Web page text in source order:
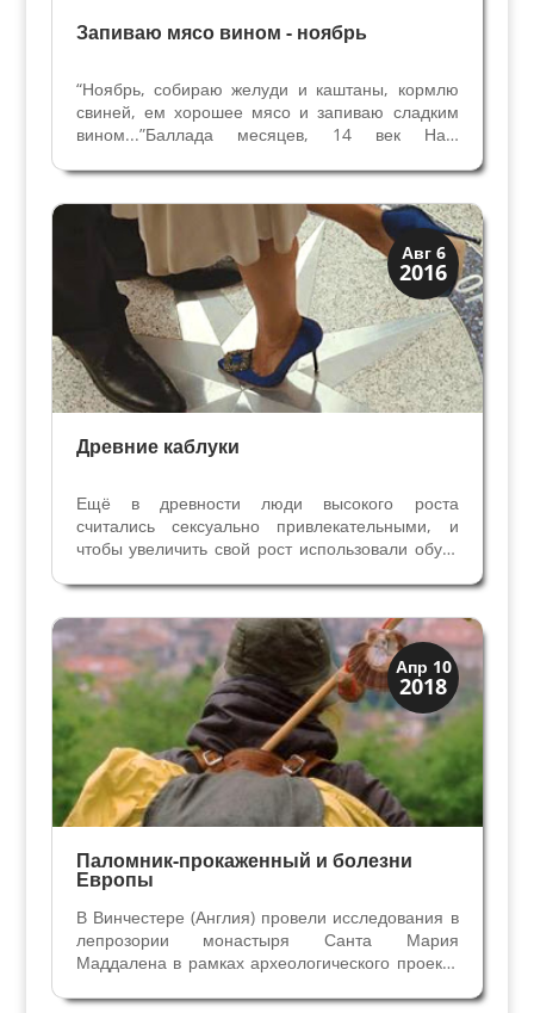
Запиваю мясо вином - ноябрь
“Ноябрь, собираю желуди и каштаны, кормлю
свиней, ем хорошее мясо и запиваю сладким
вином...”Баллада месяцев, 14 век Наш
календаре древних римлян был девятым, так
как год начинался в марте. По цифре девять
этот осенний...
Авг 6
2016
Мода и ремесла
Традиции
Древние каблуки
Ещё в древности люди высокого роста
считались сексуально привлекательными, и
чтобы увеличить свой рост использовали обувь
актеры (исключительно мужчины) и гетеры
использовали котурны — сандали на высокой
подошве для увеличения...
Апр 10
2018
Загадки прошлого
История
Паломник-прокаженный и болезни
Европы
В Винчестере (Англия) провели исследования в
лепрозории монастыря Санта Мария
Маддалена в рамках археологического проекта
изученных учеными, одно привлекло к себе